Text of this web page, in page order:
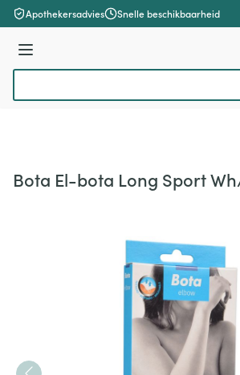
Ga naar de inhoud
Apothekersadvies Snelle beschikbaarheid
Menu
Bota El-bota Long Sport